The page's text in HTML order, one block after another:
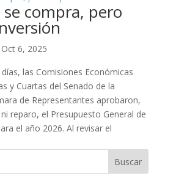
se compra, pero
Oct 6, 2025
las Comisiones Económicas
y Cuartas del Senado de la
de Representantes aprobaron,
reparo, el Presupuesto General de
el año 2026. Al revisar el
Buscar